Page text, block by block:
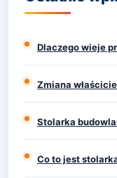
Dlaczego wieje
Zmiana
Stolarka
Co to jest